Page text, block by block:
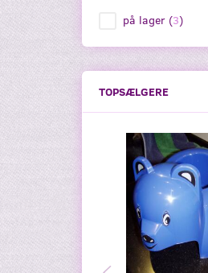
på lager (3)
TOPSÆLGERE